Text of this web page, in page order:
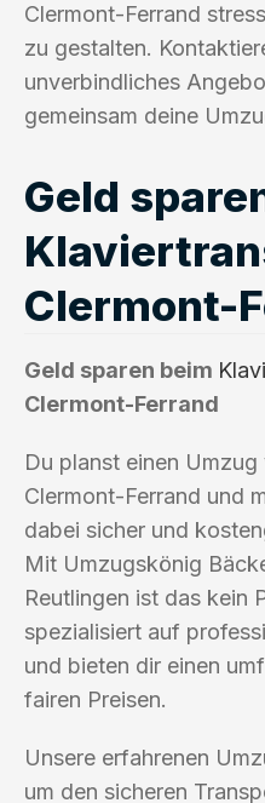
Clermont-Ferrand
zu gestalten.
unverbindliches
gemeinsam deine
Geld
Clermont-
Geld sparen beim
Clermont-Ferrand
Du planst einen
Clermont-Ferrand und
dabei sicher und
Mit Umzugskönig
Reutlingen ist das kein
spezialisiert auf
und bieten dir einen
fairen Preisen.
Unsere erfahrenen
um den sicheren